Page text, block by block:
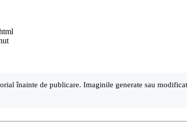
înainte de publicare. Imaginile generate sau